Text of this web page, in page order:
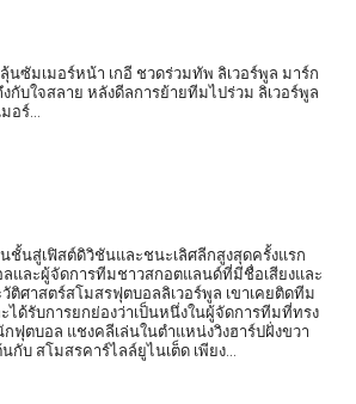
นซัมเมอร์หน้า เกอี ชวดร่วมทัพ ลิเวอร์พูล มาร์ก
กับใจสลาย หลังดีลการย้ายทีมไปร่วม ลิเวอร์พูล
ร์...
ชั้นสู่เฟิสต์ดิวิชันและชนะเลิศลีกสูงสุดครั้งแรก
และผู้จัดการทีมชาวสกอตแลนด์ที่มีชื่อเสียงและ
ติศาสตร์สโมสรฟุตบอลลิเวอร์พูล เขาเคยติดทีม
ด้รับการยกย่องว่าเป็นหนึ่งในผู้จัดการทีมที่ทรง
บ สโมสรคาร์ไลล์ยูไนเต็ด เพียง...